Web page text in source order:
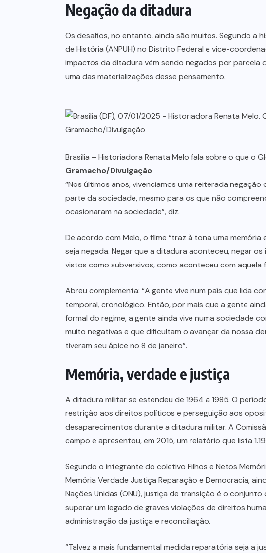
Negação da ditadura
Os desafios, no entanto, ainda são muitos. Segundo a
de História (ANPUH) no Distrito Federal e vice-
impactos da ditadura vêm sendo negados por parcela
uma das materializações desse pensamento.
Brasília – Historiadora Renata Melo fala sobre o que o
Gramacho/Divulgação
“Nos últimos anos, vivenciamos uma reiterada
parte da sociedade, mesmo para os que não
ocasionaram na sociedade”, diz.
De acordo com Melo, o filme “traz à tona uma
seja negada. Negar que a ditadura aconteceu, negar
vistos como subversivos, como aconteceu com
Abreu complementa: “A gente vive num país que lida
temporal, cronológico. Então, por mais que a gente
formal do regime, a gente ainda vive numa sociedade
muito negativas e que dificultam o avançar da nossa
tiveram seu ápice no 8 de janeiro”.
Memória, verdade e justiça
A ditadura militar se estendeu de 1964 a 1985. O
restrição aos direitos políticos e perseguição aos
desaparecimentos durante a ditadura militar. A
campo e apresentou, em 2015, um relatório que lista
Segundo o integrante do coletivo Filhos e Netos
Memória Verdade Justiça Reparação e Democracia,
Nações Unidas (ONU), justiça de transição é o
superar um legado de graves violações de direitos
administração da justiça e reconciliação.
“Talvez a mais fundamental medida reparatória seja a